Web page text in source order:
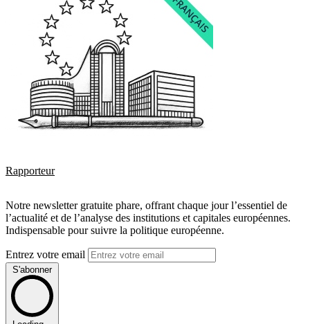
Rapporteur
Notre newsletter gratuite phare, offrant chaque jour l’essentiel de
l’actualité et de l’analyse des institutions et capitales européennes.
Indispensable pour suivre la politique européenne.
Entrez votre email
S'abonner